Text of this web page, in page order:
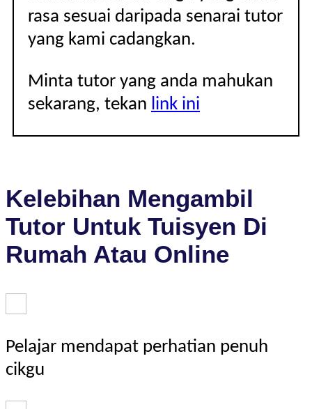
rasa sesuai daripada senarai tutor
yang kami cadangkan.
Minta tutor yang anda mahukan
sekarang, tekan link ini
Kelebihan Mengambil
Tutor Untuk Tuisyen Di
Rumah Atau Online
Pelajar mendapat perhatian penuh
cikgu